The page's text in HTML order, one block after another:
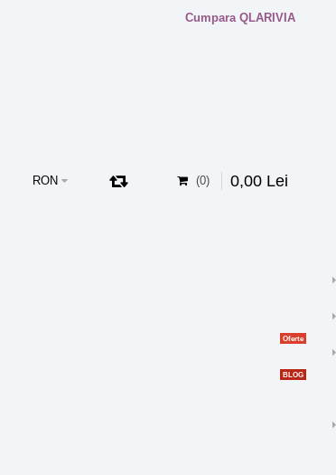
Cumpara QLARIVIA
RON 0 0,00 Lei
Oferte
BLOG